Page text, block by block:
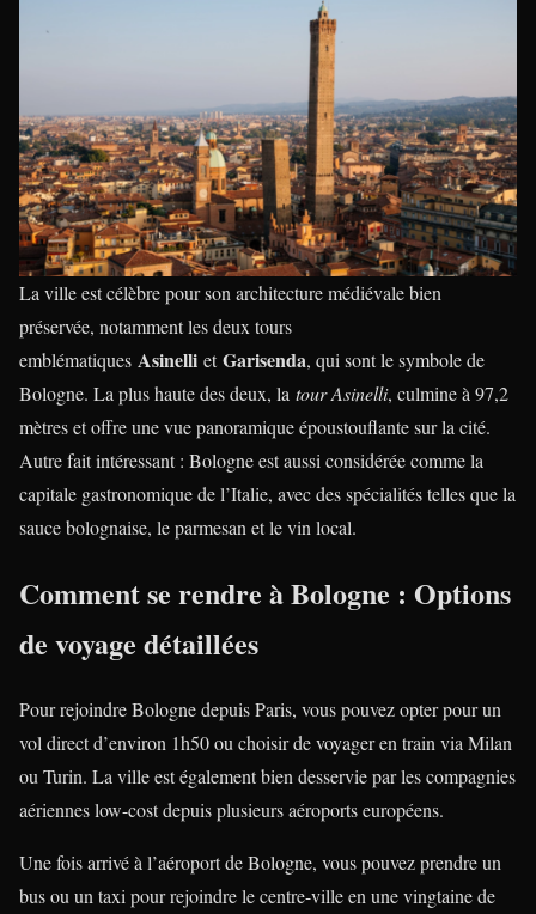
La ville est célèbre pour son architecture médiévale bien
préservée, notamment les deux tours
emblématiques Asinelli etGarisenda, qui sont le symbole de
Bologne. La plus haute des deux, la tour Asinelli, culmine à 97,2
mètres et offre une vue panoramique époustouflante sur la cité.
Autre fait intéressant : Bologne est aussi considérée comme la
capitale gastronomique de l’Italie, avec des spécialités telles que la
sauce bolognaise, le parmesan et le vin local.
Comment se rendre à Bologne : Options
de voyage détaillées
Pour rejoindre Bologne depuis Paris, vous pouvez opter pour un
vol direct d’environ 1h50 ou choisir de voyager en train via Milan
ou Turin. La ville est également bien desservie par les compagnies
aériennes low-cost depuis plusieurs aéroports européens.
Une fois arrivé à l’aéroport de Bologne, vous pouvez prendre un
bus ou un taxi pour rejoindre le centre-ville en une vingtaine de